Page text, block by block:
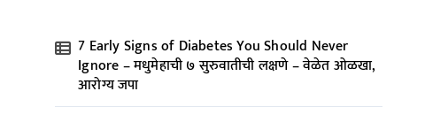
7 Early Signs of Diabetes You Should Never
Ignore – मधुमेहाची ७ सुरुवातीची लक्षणे – वेळेत ओळखा,
आरोग्य जपा